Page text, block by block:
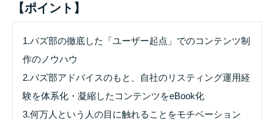
【ポイント】
1.バズ部の徹底した「ユーザー起点」でのコンテンツ制
作のノウハウ
2.バズ部アドバイスのもと、自社のリスティング運用経
験を体系化・凝縮したコンテンツをeBook化
3.何万人という人の目に触れることをモチベーション